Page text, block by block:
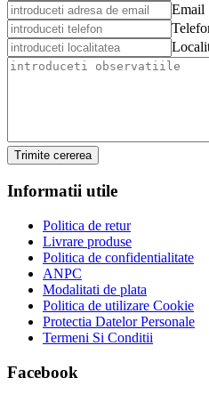
Email
Trimite cererea
Informatii utile
Politica de retur
Livrare produse
Politica de confidentialitate
ANPC
Modalitati de plata
Politica de utilizare Cookie
Protectia Datelor Personale
Termeni Si Conditii
Facebook